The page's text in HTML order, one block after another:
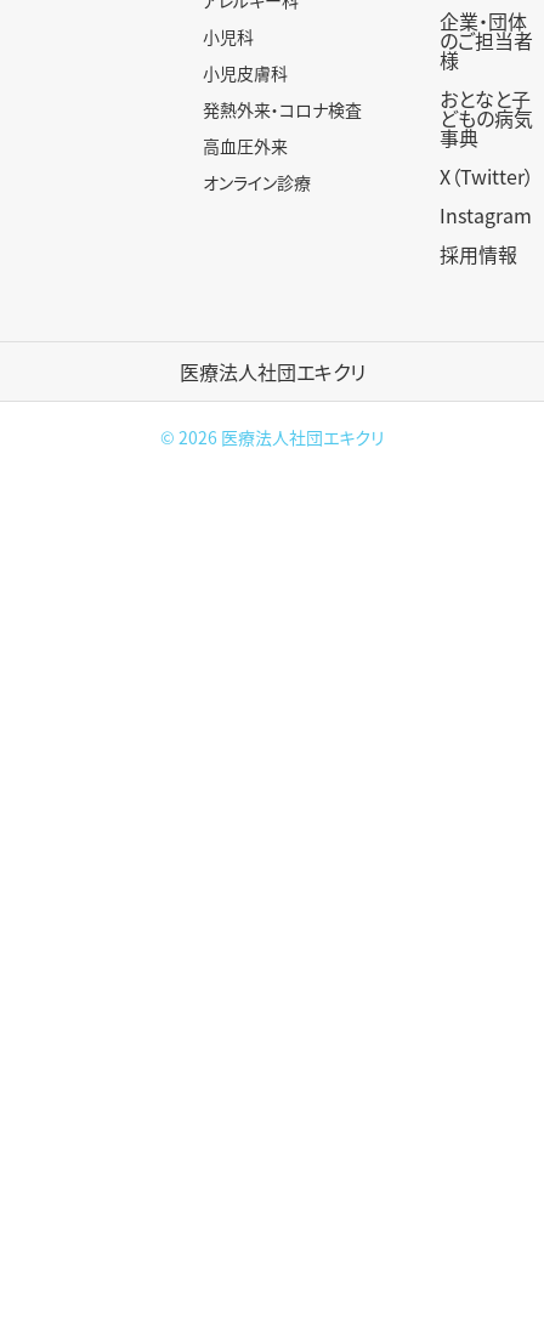
小児科
小児皮膚科
発熱外来・コロナ検査
高血圧外来
オンライン診療
企業・団体
のご担当者
様
おとなと子
どもの病気
事典
X（Twitter）
Instagram
採用情報
医療法人社団エキクリ
© 2026 医療法人社団エキクリ